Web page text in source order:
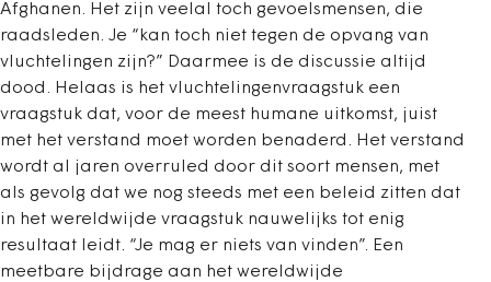
Afghanen. Het zijn veelal toch gevoelsmensen, die
raadsleden. Je “kan toch niet tegen de opvang van
vluchtelingen zijn?” Daarmee is de discussie altijd
dood. Helaas is het vluchtelingenvraagstuk een
vraagstuk dat, voor de meest humane uitkomst, juist
met het verstand moet worden benaderd. Het verstand
wordt al jaren overruled door dit soort mensen, met
als gevolg dat we nog steeds met een beleid zitten dat
in het wereldwijde vraagstuk nauwelijks tot enig
resultaat leidt. “Je mag er niets van vinden”. Een
meetbare bijdrage aan het wereldwijde